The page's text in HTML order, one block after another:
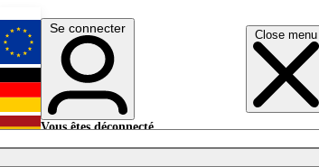
Close menu
English
Deutsch
Se connecter
Vous êtes déconnecté.